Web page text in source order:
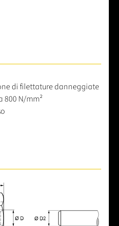
di filettature danneggiate
N/mm²